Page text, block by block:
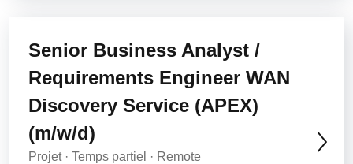
Senior Business Analyst /
Requirements Engineer WAN
Discovery Service (APEX)
(m/w/d)
Projet · Temps partiel · Remote